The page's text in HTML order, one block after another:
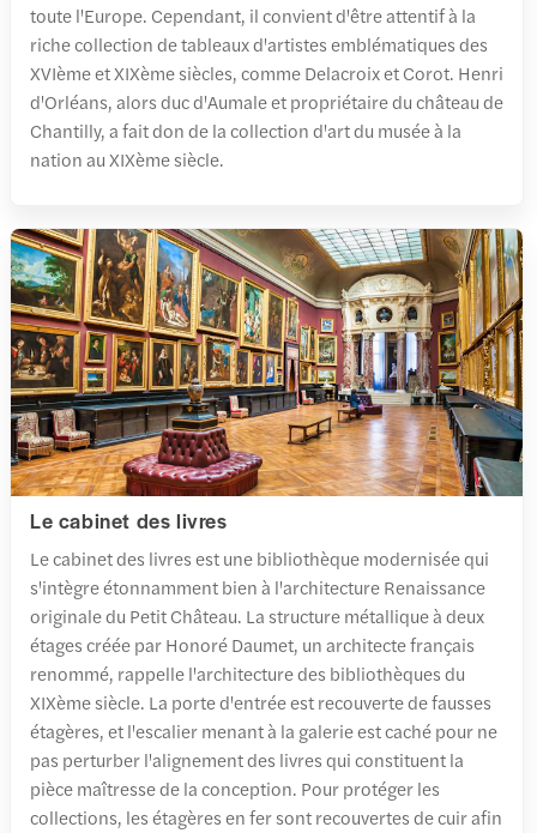
toute l'Europe. Cependant, il convient d'être attentif à la
riche collection de tableaux d'artistes emblématiques des
XVIème et XIXème siècles, comme Delacroix et Corot. Henri
d'Orléans, alors duc d'Aumale et propriétaire du château de
Chantilly, a fait don de la collection d'art du musée à la
nation au XIXème siècle.
Le cabinet des livres
Le cabinet des livres est une bibliothèque modernisée qui
s'intègre étonnamment bien à l'architecture Renaissance
originale du Petit Château. La structure métallique à deux
étages créée par Honoré Daumet, un architecte français
renommé, rappelle l'architecture des bibliothèques du
XIXème siècle. La porte d'entrée est recouverte de fausses
étagères, et l'escalier menant à la galerie est caché pour ne
pas perturber l'alignement des livres qui constituent la
pièce maîtresse de la conception. Pour protéger les
collections, les étagères en fer sont recouvertes de cuir afin